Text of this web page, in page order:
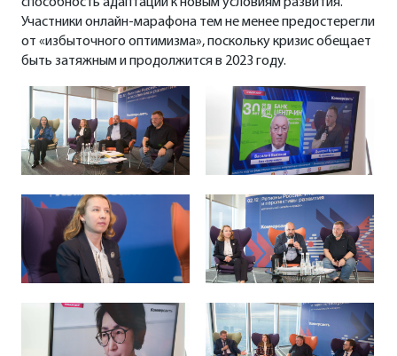
Участники онлайн-марафона тем не менее предостерегли
от «избыточного оптимизма», поскольку кризис обещает
быть затяжным и продолжится в 2023 году.